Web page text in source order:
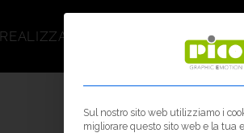
REALIZZAZIONI CHI SIAMO
Sul nostro sito web utilizziamo i
migliorare questo sito web e la tua